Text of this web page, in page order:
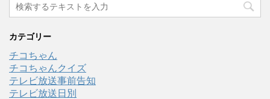
カテゴリー
チコちゃん
チコちゃんクイズ
テレビ放送事前告知
テレビ放送日別